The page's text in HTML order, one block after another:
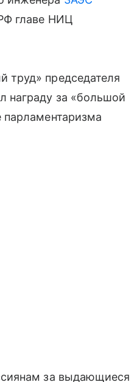
главе НИЦ
труд» председателя
награду за «большой
парламентаризма
за выдающиеся